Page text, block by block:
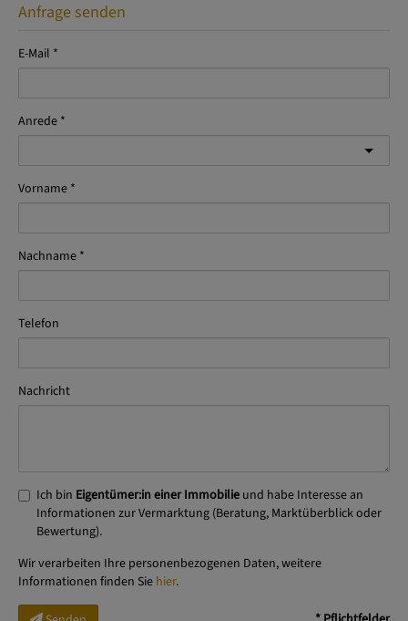
Anfrage senden
E-Mail
Anrede
Vorname
Nachname
Telefon
Nachricht
Ich bin Eigentümer:in einer Immobilie und habe Interesse an
Informationen zur Vermarktung (Beratung, Marktüberblick oder
Bewertung).
Wir verarbeiten Ihre personenbezogenen Daten, weitere
Informationen finden Sie hier.